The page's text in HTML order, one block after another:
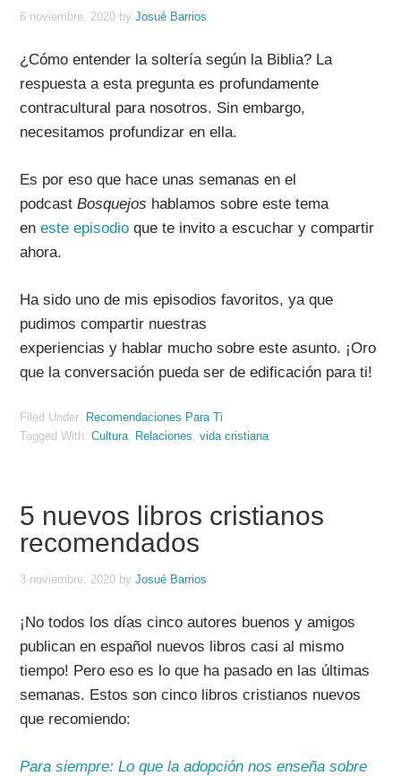
6 noviembre, 2020 byJosué Barrios
¿Cómo entender la soltería según la Biblia? La
respuesta a esta pregunta es profundamente
contracultural para nosotros. Sin embargo,
necesitamos profundizar en ella.
Es por eso que hace unas semanas en el
podcastBosquejos hablamos sobre este tema
eneste episodio que te invito a escuchar y compartir
ahora.
Ha sido uno de mis episodios favoritos, ya que
pudimos compartir nuestras
experienciasy hablar mucho sobreeste asunto. ¡Oro
que la conversación pueda ser de edificación para ti!
Filed Under: Recomendaciones Para Ti
Tagged With:Cultura, Relaciones,vida cristiana
5 nuevos libros cristianos
recomendados
3 noviembre, 2020 byJosué Barrios
¡No todos los días cinco autores buenos y amigos
publican en español nuevos libroscasial mismo
tiempo! Pero eso es lo que ha pasado en las últimas
semanas. Estos son cinco libros cristianos nuevos
que recomiendo:
Para siempre: Lo que la adopción nos enseña sobre